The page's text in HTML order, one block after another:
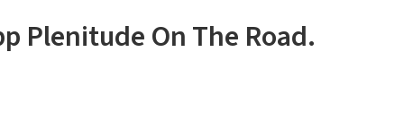
Plenitude On The Road.